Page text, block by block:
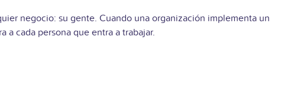
negocio: su gente. Cuando una organización implementa un
a cada persona que entra a trabajar.